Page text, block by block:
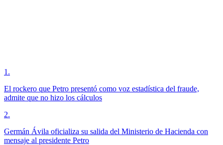
1 .
El rockero que Petro presentó como voz estadística del fraude,
admite que no hizo los cálculos
2.
Germán Ávila oficializa su salida del Ministerio de Hacienda con
mensaje al presidente Petro